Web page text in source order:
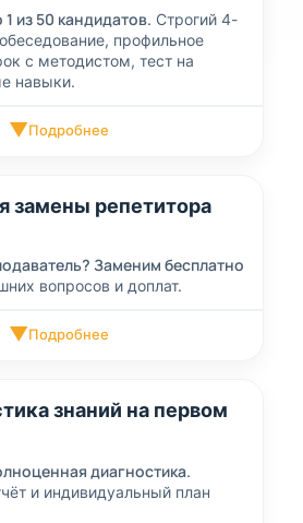
из 50 кандидатов. Строгий 4-
профильное
с методистом, тест на
навыки.
▼Подробнее
замены репетитора
Заменим бесплатно
вопросов и доплат.
▼Подробнее
знаний на первом
диагностика.
и индивидуальный план